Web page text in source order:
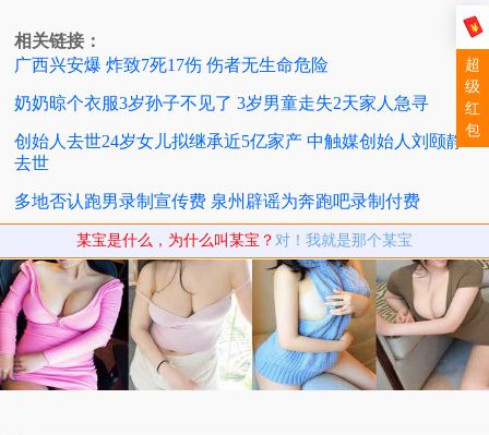
相关链接：
广西兴安爆 炸致7死17伤 伤者无生命危险
奶奶晾个衣服3岁孙子不见了 3岁男童走失2天家人急寻
创始人去世24岁女儿拟继承近5亿家产 中触媒创始人刘颐静
去世
多地否认跑男录制宣传费 泉州辟谣为奔跑吧录制付费
某宝是什么，为什么叫某宝？ 对！我就是那个某宝
超
级
红
包